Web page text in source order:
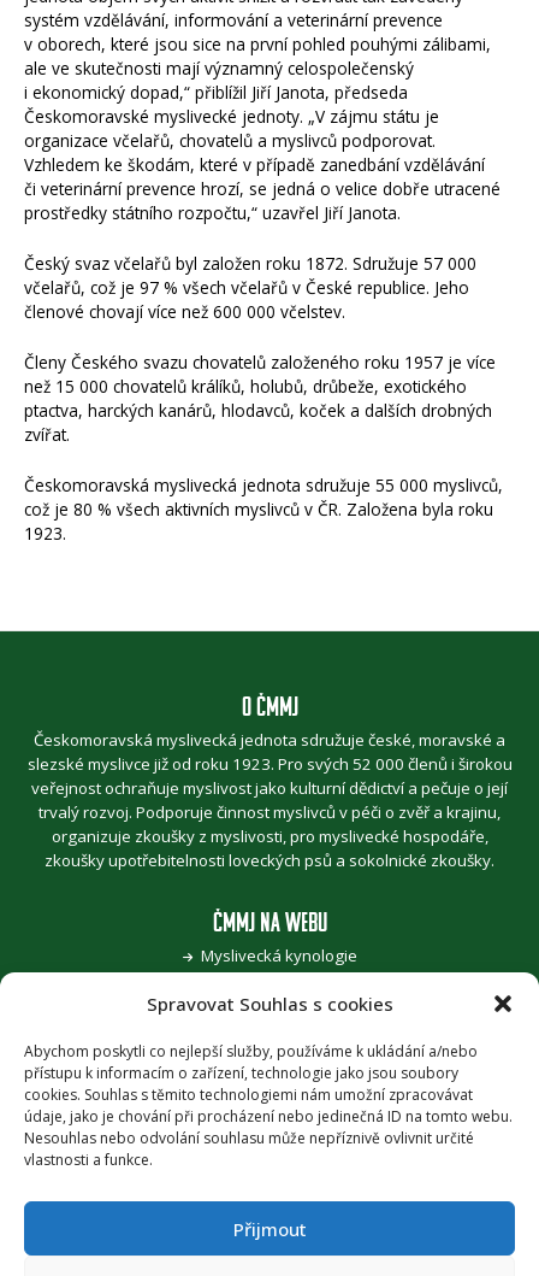
Spravovat Souhlas s cookies
Abychom poskytli co nejlepší služby, používáme k ukládání a/nebo
přístupu k informacím o zařízení, technologie jako jsou soubory
cookies. Souhlas s těmito technologiemi nám umožní zpracovávat
údaje, jako je chování při procházení nebo jedinečná ID na tomto webu.
Nesouhlas nebo odvolání souhlasu může nepříznivě ovlivnit určité
vlastnosti a funkce.
Přijmout
systém vzdělávání, informování a veterinární prevence
v oborech, které jsou sice na první pohled pouhými zálibami,
ale ve skutečnosti mají významný celospolečenský
i ekonomický dopad,“ přiblížil Jiří Janota, předseda
Českomoravské myslivecké jednoty. „V zájmu státu je
organizace včelařů, chovatelů a myslivců podporovat.
Vzhledem ke škodám, které v případě zanedbání vzdělávání
či veterinární prevence hrozí, se jedná o velice dobře utracené
prostředky státního rozpočtu,“ uzavřel Jiří Janota.
Český svaz včelařů byl založen roku 1872. Sdružuje 57 000
včelařů, což je 97 % všech včelařů v České republice. Jeho
členové chovají více než 600 000 včelstev.
Členy Českého svazu chovatelů založeného roku 1957 je více
než 15 000 chovatelů králíků, holubů, drůbeže, exotického
ptactva, harckých kanárů, hlodavců, koček a dalších drobných
zvířat.
Českomoravská myslivecká jednota sdružuje 55 000 myslivců,
což je 80 % všech aktivních myslivců v ČR. Založena byla roku
1923.
O ČMMJ
Českomoravská myslivecká jednota sdružuje české, moravské a
slezské myslivce již od roku 1923. Pro svých 52 000 členů i širokou
veřejnost ochraňuje myslivost jako kulturní dědictví a pečuje o její
trvalý rozvoj. Podporuje činnost myslivců v péči o zvěř a krajinu,
organizuje zkoušky z myslivosti, pro myslivecké hospodáře,
zkoušky upotřebitelnosti loveckých psů a sokolnické zkoušky.
ČMMJ NA WEBU
Myslivecká kynologie
Jak se stát myslivcem
Pro zvěřinu k myslivcům
Šoulání po stopách myslivosti
Honitba roku
Časopis Myslivost
Ministerstva zemědělství ČR